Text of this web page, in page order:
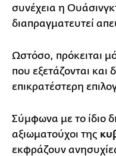
συνέχεια η
διαπραγματευτεί
Ωστόσο, πρόκειται
που εξετάζονται και
επικρατέστερη
Σύμφωνα με το ίδιο
αξιωματούχοι της
εκφράζουν